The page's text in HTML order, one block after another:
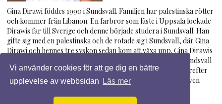
Vi använder cookies för att ge dig en bättre
upplevelse av webbsidan
Läs mer
Gina Dirawi föddes 1990 i Sundsvall. Familjen har palestinska rötter
och kommer från Libanon. En farbror som läste i Uppsala lockade
Dirawis far till Sverige och denne började studera i Sundsvall. Han
gifte sig med en palestinska och de rotade sig i Sundsvall, där Gina
Dirawi och hennes tre syskon sedan kom att växa upp. Gina Dirawis
farfar var imam i Sundsvall fram till sin död i mars 2011. I Sundsvall
gick hon gymnasieskolans naturvetarlinje och studerade därefter
statsvetenskap och retorik vid Mittuniversitetet. Dirawi är även
hedersförtryck.